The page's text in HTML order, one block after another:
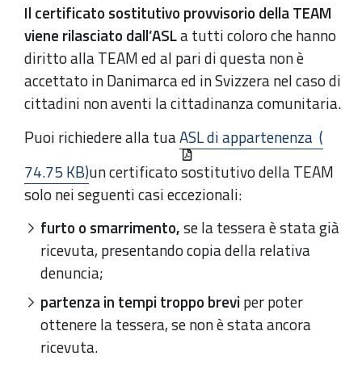
Il certificato sostitutivo provvisorio della TEAM
viene rilasciato dall’ASLa tutti coloro che hanno
diritto alla TEAM ed al pari di questa non è
accettato in Danimarca ed in Svizzera nel caso di
cittadini non aventi la cittadinanza comunitaria.
Puoi richiedere alla tuaASL di appartenenza (
74.75 KB)un certificato sostitutivo della TEAM
solo nei seguenti casi eccezionali:
furto o smarrimento,se la tessera è stata già
ricevuta, presentando copia della relativa
denuncia;
partenza in tempi troppo brevi per poter
ottenere la tessera, se non è stata ancora
ricevuta.